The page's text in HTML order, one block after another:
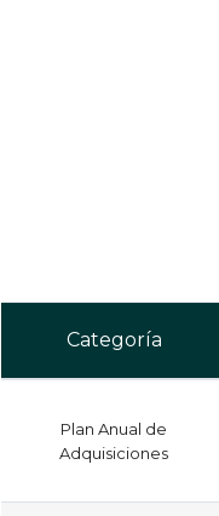
Categoría
Plan Anual de
Adquisiciones